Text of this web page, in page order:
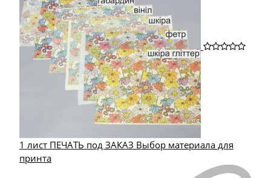
1 лист ПЕЧАТЬ под ЗАКАЗ Выбор материала для
принта